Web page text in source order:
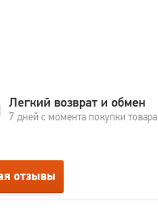
Легкий возврат и обмен
7 дней с момента покупки товара
отзывы